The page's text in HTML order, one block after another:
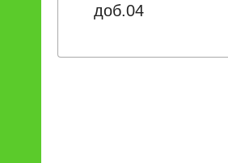
доб.04